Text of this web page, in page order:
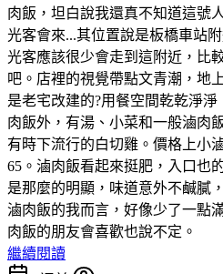
肉飯，坦白說我還真不知道這號
光客會來...其位置說是板橋車站
光客應該很少會走到這附近，比
吧。店裡的視覺帶點文青潮，地
是老宅改建的?用餐空間乾乾淨
肉飯外，有湯、小菜和一般滷肉
有時下流行的白切雞。價格上小
65。滷肉飯看起來挺肥，入口也
是那麼的明顯，味道意外不鹹膩
滷肉飯的我而言，好像少了一點
肉飯的朋友會喜歡也說不定。
繼續閱讀